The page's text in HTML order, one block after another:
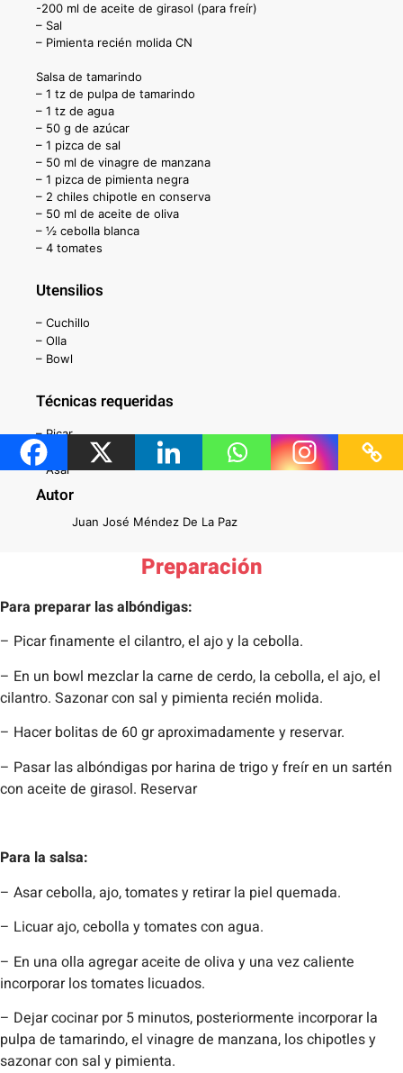
-200 ml de aceite de girasol (para freír)
– Sal
– Pimienta recién molida CN
Salsa de tamarindo
– 1 tz de pulpa de tamarindo
– 1 tz de agua
– 50 g de azúcar
– 1 pizca de sal
– 50 ml de vinagre de manzana
– 1 pizca de pimienta negra
– 2 chiles chipotle en conserva
– 50 ml de aceite de oliva
– ½ cebolla blanca
– 4 tomates
Utensilios
– Cuchillo
– Olla
– Bowl
Técnicas requeridas
– Picar
– Licuar
– Asar
Autor
Juan José Méndez De La Paz
Preparación
Para preparar las albóndigas:
– Picar finamente el cilantro, el ajo y la cebolla.
– En un bowl mezclar la carne de cerdo, la cebolla, el ajo, el
cilantro. Sazonar con sal y pimienta recién molida.
– Hacer bolitas de 60 gr aproximadamente y reservar.
– Pasar las albóndigas por harina de trigo y freír en un sartén
con aceite de girasol. Reservar
Para la salsa:
– Asar cebolla, ajo, tomates y retirar la piel quemada.
– Licuar ajo, cebolla y tomates con agua.
– En una olla agregar aceite de oliva y una vez caliente
incorporar los tomates licuados.
– Dejar cocinar por 5 minutos, posteriormente incorporar la
pulpa de tamarindo, el vinagre de manzana, los chipotles y
sazonar con sal y pimienta.